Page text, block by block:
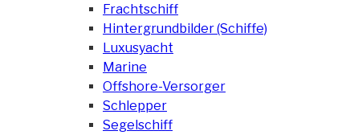
Frachtschiff
Hintergrundbilder (Schiffe)
Luxusyacht
Marine
Offshore-Versorger
Schlepper
Segelschiff